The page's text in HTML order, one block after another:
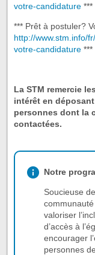
votre-candidature ***
*** Prêt à postuler?
http://www.stm.info/
votre-candidature ***
La STM remercie
intérêt en
personnes dont la
contactées.
Notre
Soucieuse
valoriser
d’accès à
encourager
personnes